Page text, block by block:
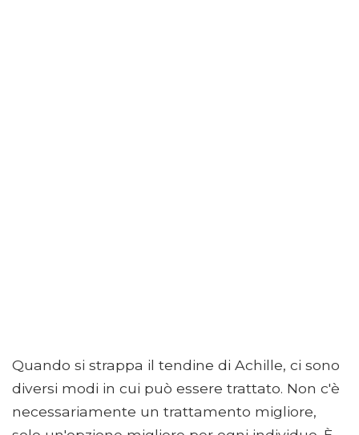
Quando si strappa il tendine di Achille, ci sono
diversi modi in cui può essere trattato. Non c'è
necessariamente un trattamento migliore,